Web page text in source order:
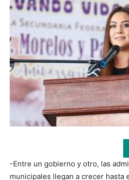
-Entre un gobierno y otro, las
municipales llegan a crecer hasta